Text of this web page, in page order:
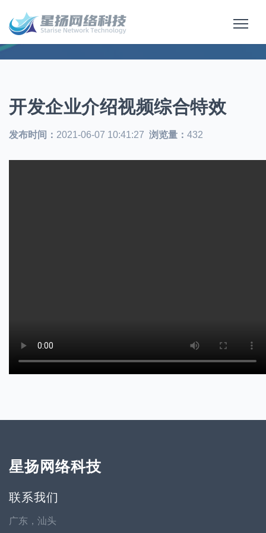
开发企业介绍视频综合特效
发布时间： 2021-06-07 10:41:27 浏览量： 432
星扬网络科技
联系我们
广东，汕头